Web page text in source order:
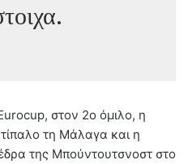
στον 2ο όμιλο, η
τη Μάλαγα και η
της Μπούντουτσνοστ στο